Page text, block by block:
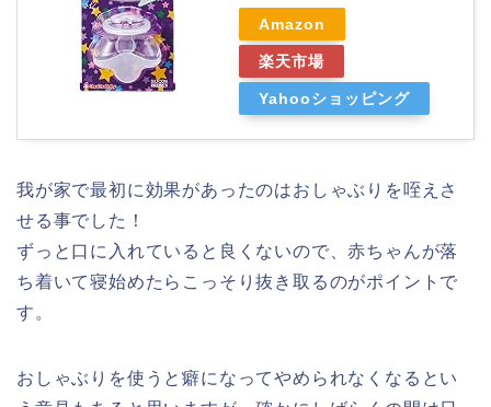
Amazon
楽天市場
Yahooショッピング
我が家で最初に効果があったのはおしゃぶりを咥えさ
せる事でした！
ずっと口に入れていると良くないので、赤ちゃんが落
ち着いて寝始めたらこっそり抜き取るのがポイントで
す。
おしゃぶりを使うと癖になってやめられなくなるとい